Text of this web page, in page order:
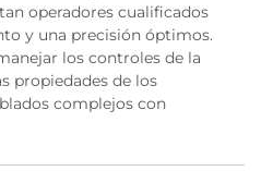
operadores cualificados
y una precisión óptimos.
los controles de la
propiedades de los
complejos con